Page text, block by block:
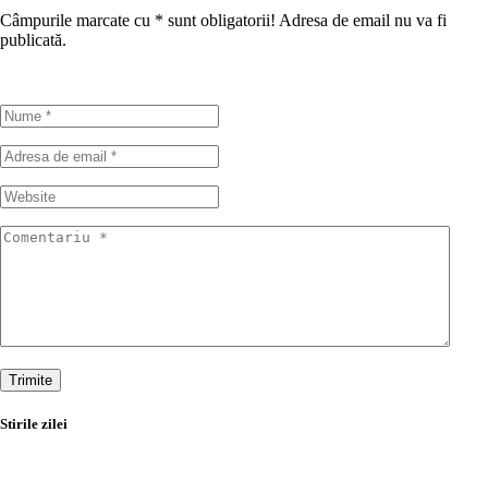
Câmpurile marcate cu * sunt obligatorii! Adresa de email nu va fi
publicată.
Trimite
Stirile zilei